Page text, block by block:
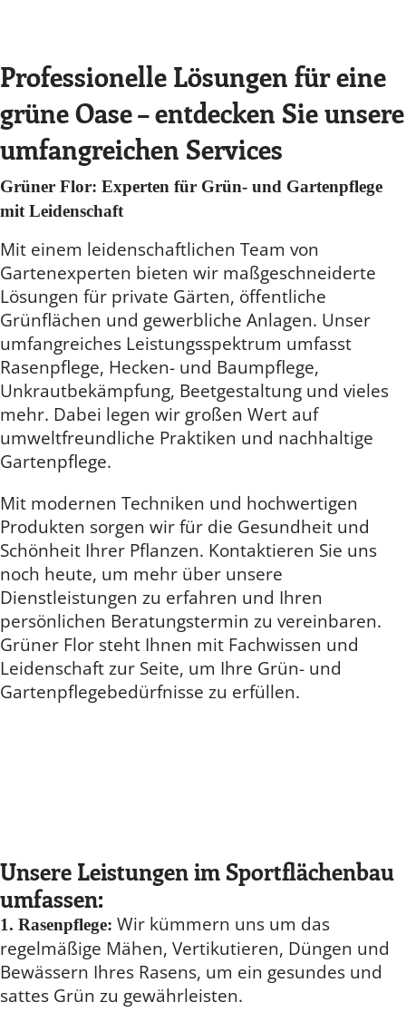
Professionelle Lösungen für eine
grüne Oase – entdecken Sie unsere
umfangreichen Services
Grüner Flor: Experten für Grün- und Gartenpflege
mit Leidenschaft
Mit einem leidenschaftlichen Team von
Gartenexperten bieten wir maßgeschneiderte
Lösungen für private Gärten, öffentliche
Grünflächen und gewerbliche Anlagen. Unser
umfangreiches Leistungsspektrum umfasst
Rasenpflege, Hecken- und Baumpflege,
Unkrautbekämpfung, Beetgestaltung und vieles
mehr. Dabei legen wir großen Wert auf
umweltfreundliche Praktiken und nachhaltige
Gartenpflege.
Mit modernen Techniken und hochwertigen
Produkten sorgen wir für die Gesundheit und
Schönheit Ihrer Pflanzen. Kontaktieren Sie uns
noch heute, um mehr über unsere
Dienstleistungen zu erfahren und Ihren
persönlichen Beratungstermin zu vereinbaren.
Grüner Flor steht Ihnen mit Fachwissen und
Leidenschaft zur Seite, um Ihre Grün- und
Gartenpflegebedürfnisse zu erfüllen.
Unsere Leistungen im Sportflächenbau
umfassen:
1. Rasenpflege: Wir kümmern uns um das
regelmäßige Mähen, Vertikutieren, Düngen und
Bewässern Ihres Rasens, um ein gesundes und
sattes Grün zu gewährleisten.